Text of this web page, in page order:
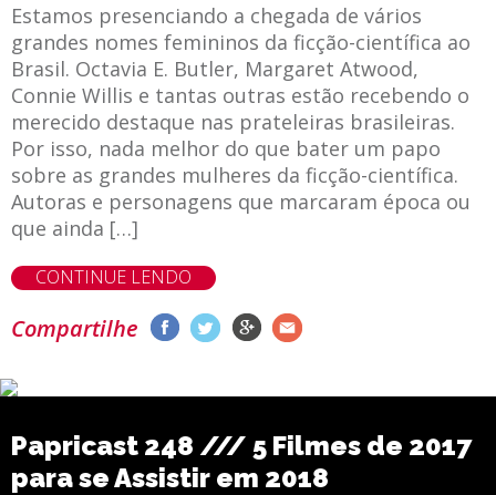
Estamos presenciando a chegada de vários
grandes nomes femininos da ficção-científica ao
Brasil. Octavia E. Butler, Margaret Atwood,
Connie Willis e tantas outras estão recebendo o
merecido destaque nas prateleiras brasileiras.
Por isso, nada melhor do que bater um papo
sobre as grandes mulheres da ficção-científica.
Autoras e personagens que marcaram época ou
que ainda […]
CONTINUE LENDO
Compartilhe
Papricast 248 /// 5 Filmes de 2017
para se Assistir em 2018